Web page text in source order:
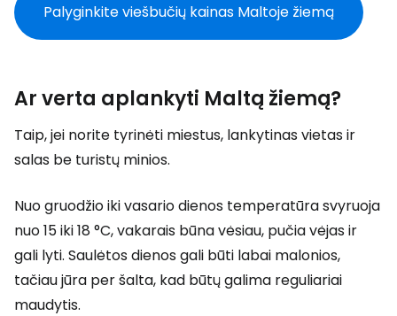
Palyginkite viešbučių kainas Maltoje žiemą
Ar verta aplankyti Maltą žiemą?
Taip, jei norite tyrinėti miestus, lankytinas vietas ir
salas be turistų minios.
Nuo gruodžio iki vasario dienos temperatūra svyruoja
nuo 15 iki 18 °C, vakarais būna vėsiau, pučia vėjas ir
gali lyti. Saulėtos dienos gali būti labai malonios,
tačiau jūra per šalta, kad būtų galima reguliariai
maudytis.